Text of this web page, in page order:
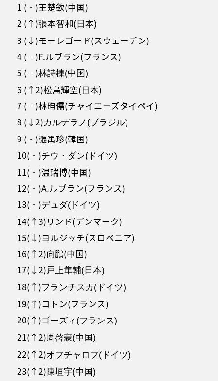
1 (‐)王楚欽(中国)
2 (↑)張本智和(日本)
3 (↓)モーレゴード(スウェーデン)
4 (‐)F.ルブラン(フランス)
5 (‐)林詩棟(中国)
6 (↑2)松島輝空(日本)
7 (‐)林昀儒(チャイニーズタイペイ)
8 (↓2)カルデラノ(ブラジル)
9 (‐)張禹珍(韓国)
10(‐)チウ・ダン(ドイツ)
11(‐)温瑞博(中国)
12(‐)A.ルブラン(フランス)
13(‐)デュダ(ドイツ)
14(↑3)リンド(デンマーク)
15(↓)ヨルジッチ(スロベニア)
16(↑2)向鵬(中国)
17(↓2) 戸上隼輔(日本)
18(↑)フランチスカ(ドイツ)
19(↑)コトン(フランス)
20(↑)ゴーズィ(フランス)
21(↑2)周啓豪(中国)
22(↑2)オフチャロフ(ドイツ)
23(↑2)陳垣宇(中国)